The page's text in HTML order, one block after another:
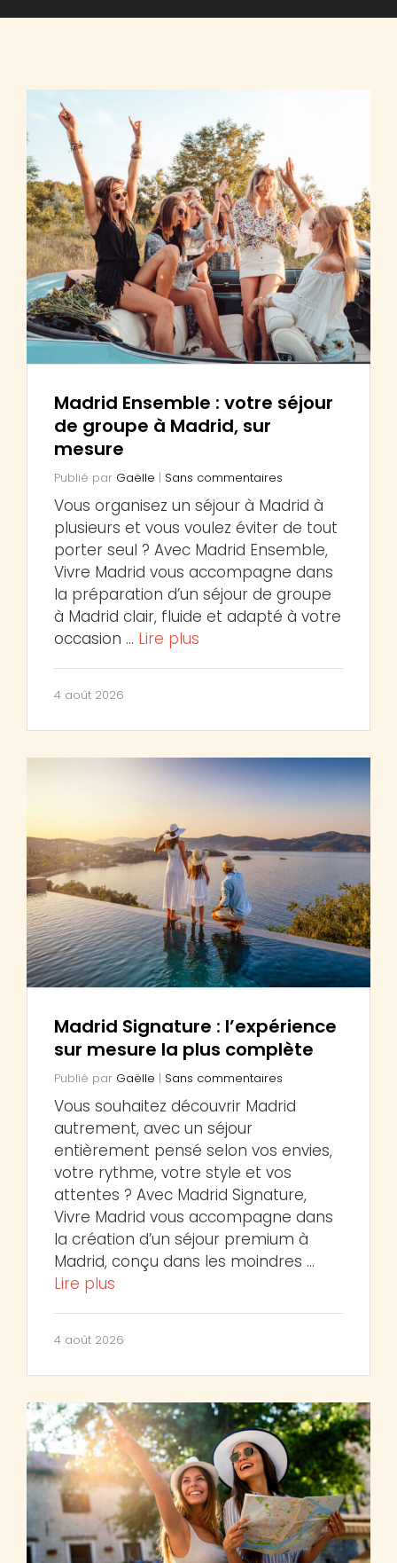
Madrid Ensemble : votre séjour
de groupe à Madrid, sur
mesure
Publié par Gaëlle | Sans commentaires
Vous organisez un séjour à Madrid à
plusieurs et vous voulez éviter de tout
porter seul ? Avec Madrid Ensemble,
Vivre Madrid vous accompagne dans
la préparation d’un séjour de groupe
à Madrid clair, fluide et adapté à votre
occasion … Lire plus
4 août 2026
Madrid Signature : l’expérience
sur mesure la plus complète
Publié par Gaëlle | Sans commentaires
Vous souhaitez découvrir Madrid
autrement, avec un séjour
entièrement pensé selon vos envies,
votre rythme, votre style et vos
attentes ? Avec Madrid Signature,
Vivre Madrid vous accompagne dans
la création d’un séjour premium à
Madrid, conçu dans les moindres …
Lire plus
4 août 2026